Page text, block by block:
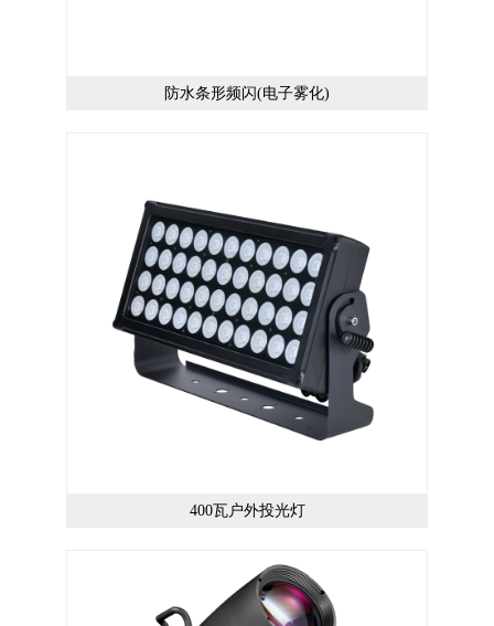
防水条形频闪(电子雾化)
400瓦户外投光灯